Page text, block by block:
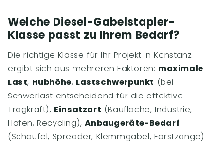
Welche Diesel-Gabelstapler-
Klasse passt zu Ihrem Bedarf?
Die richtige Klasse für Ihr Projekt in Konstanz
ergibt sich aus mehreren Faktoren: maximale
Last, Hubhöhe, Lastschwerpunkt (bei
Schwerlast entscheidend für die effektive
Tragkraft), Einsatzart (Baufläche, Industrie,
Hafen, Recycling),Anbaugeräte-Bedarf
(Schaufel, Spreader, Klemmgabel, Forstzange)